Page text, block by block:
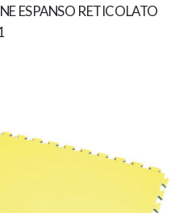
ESPANSO RETICOLATO